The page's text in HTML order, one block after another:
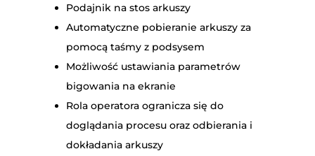
Podajnik na stos arkuszy
Automatyczne pobieranie arkuszy za
pomocą taśmy z podsysem
Możliwość ustawiania parametrów
bigowania na ekranie
Rola operatora ogranicza się do
doglądania procesu oraz odbierania i
dokładania arkuszy